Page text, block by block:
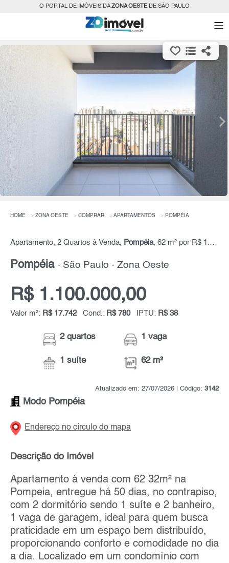
O PORTAL DE IMÓVEIS DAZONA OESTEDE SÃO PAULO
HOME ZONA OESTE COMPRAR APARTAMENTOS POMPÉIA
Apartamento, 2 Quartos à Venda, Pompéia, 62 m² por R$ 1.100.000,00
Pompéia - São Paulo - Zona Oeste
R$ 1.100.000,00
Valor m²: R$ 17.742 Cond.: R$ 780 IPTU: R$ 38
2 quartos
1 suíte
1 vaga
62 m²
Atualizado em: 27/07/2026 | Código: 3142
Modo Pompéia
Endereço no círculo do mapa
Descrição do Imóvel
Apartamento à venda com 62 32m² na
Pompeia, entregue há 50 dias, no contrapiso,
com 2 dormitório sendo 1 suíte e 2 banheiro,
1 vaga de garagem, ideal para quem busca
praticidade em um espaço bem distribuído,
proporcionando conforto e comodidade no dia
a dia. Localizado em um condomínio com